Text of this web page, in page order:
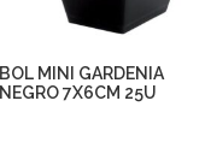
BOL MINI GARDENIA
NEGRO 7X6CM 25U